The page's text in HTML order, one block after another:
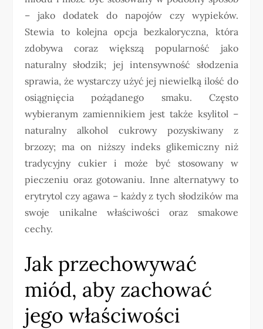
– jako dodatek do napojów czy wypieków.
Stewia to kolejna opcja bezkaloryczna, która
zdobywa coraz większą popularność jako
naturalny słodzik; jej intensywność słodzenia
sprawia, że wystarczy użyć jej niewielką ilość do
osiągnięcia pożądanego smaku. Często
wybieranym zamiennikiem jest także ksylitol –
naturalny alkohol cukrowy pozyskiwany z
brzozy; ma on niższy indeks glikemiczny niż
tradycyjny cukier i może być stosowany w
pieczeniu oraz gotowaniu. Inne alternatywy to
erytrytol czy agawa – każdy z tych słodzików ma
swoje unikalne właściwości oraz smakowe
cechy.
Jak przechowywać
miód, aby zachować
jego właściwości